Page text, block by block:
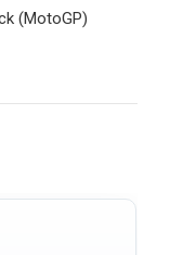
(MotoGP)